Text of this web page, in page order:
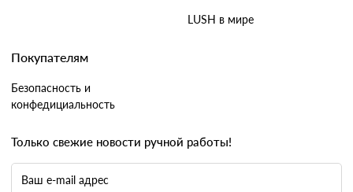
LUSH в мире
Покупателям
Безопасность и
конфедициальность
Только свежие новости ручной работы!